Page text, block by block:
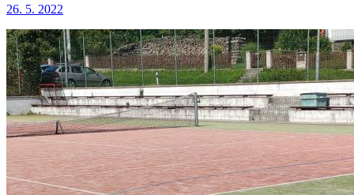
26. 5. 2022